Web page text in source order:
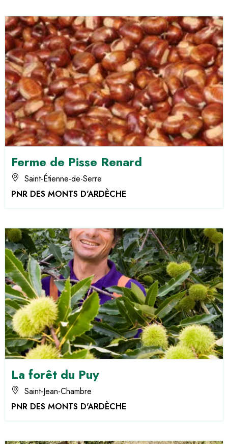
Ferme de Pisse Renard
Saint-Étienne-de-Serre
PNR DES MONTS D'ARDÈCHE
La forêt du Puy
Saint-Jean-Chambre
PNR DES MONTS D'ARDÈCHE